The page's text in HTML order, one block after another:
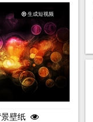
生成短视频
壁纸